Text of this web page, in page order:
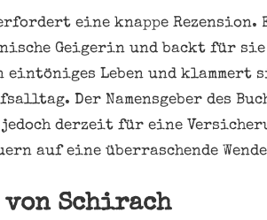
eine knappe
Geigerin und backt für
Leben und klammert
Der Namensgeber des
derzeit für eine
auf eine überraschende
Schirach